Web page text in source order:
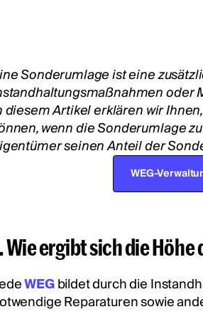
Sonderumlage ist eine
oder
diesem Artikel erklären wir
wenn die Sonderumlage
seinen Anteil der
WEG-
Wie ergibt sich die
WEGbildet durch die
Reparaturen sowie